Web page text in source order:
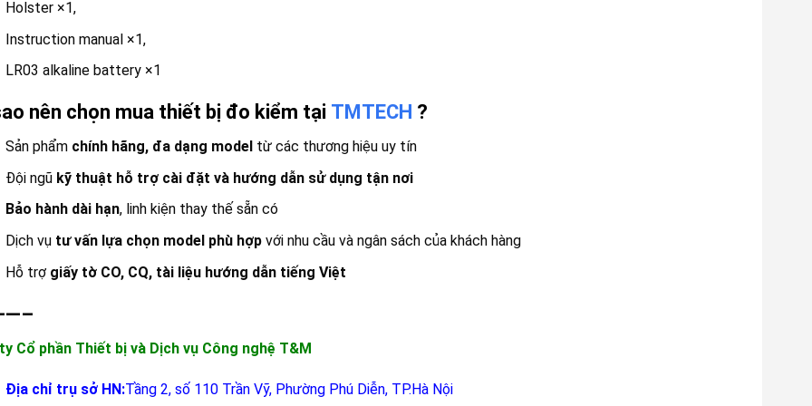
Holster ×1,
Instruction manual ×1,
LR03 alkaline battery ×1
nên chọn mua thiết bị đo kiểm tại TMTECH ?
Sản phẩm chính hãng, đa dạng model từ các thương hiệu uy tín
Đội ngũ kỹ thuật hỗ trợ cài đặt và hướng dẫn sử dụng tận nơi
Bảo hành dài hạn, linh kiện thay thế sẵn có
Dịch vụ tư vấn lựa chọn model phù hợpvới nhu cầu và ngân sách của khách hàng
Hỗ trợ giấy tờ CO, CQ, tài liệu hướng dẫn tiếng Việt
Cổ phần Thiết bị và Dịch vụ Công nghệ T&M
Địa chỉ trụ sở HN:Tầng 2, số 110 Trần Vỹ, Phường Phú Diễn, TP.Hà Nội